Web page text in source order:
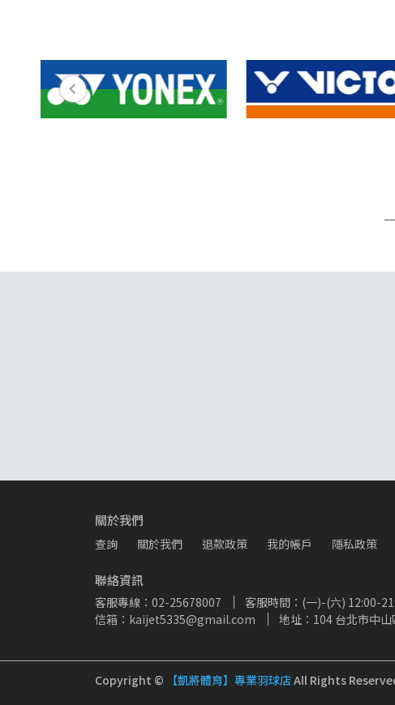
關於我們
查詢 關於我們 退款政策 我的帳戶 隱私政策
聯絡資訊
客服專線：02-25678007
客服時間：(一)-(六) 12:00-
信箱：kaijet5335@gmail.com
地址：104 台北市中
Copyright © 【凱將體育】專業羽球店All Rights